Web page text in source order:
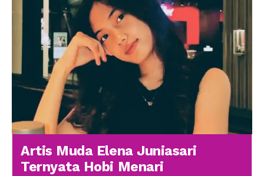
Artis Muda Elena Juniasari
Ternyata Hobi Menari